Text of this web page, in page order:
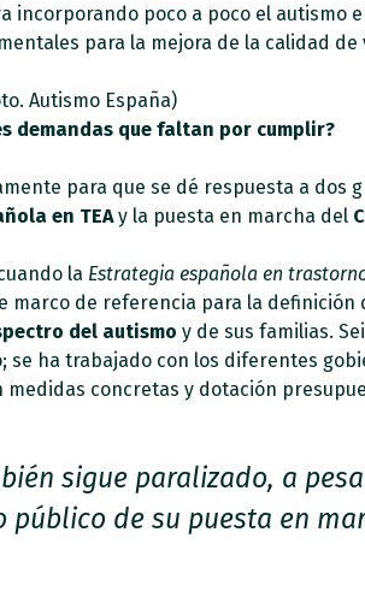
incorporando poco a poco el autismo
para la mejora de la calidad
demandas que faltan por cumplir?
para que se dé respuesta a dos
en TEAy la puesta en marcha del
la Estrategia española en
marco de referencia para la definición
del autismo y de sus familias.
ha trabajado con los diferentes
medidas concretas y dotación
sigue paralizado, a
de su puesta en